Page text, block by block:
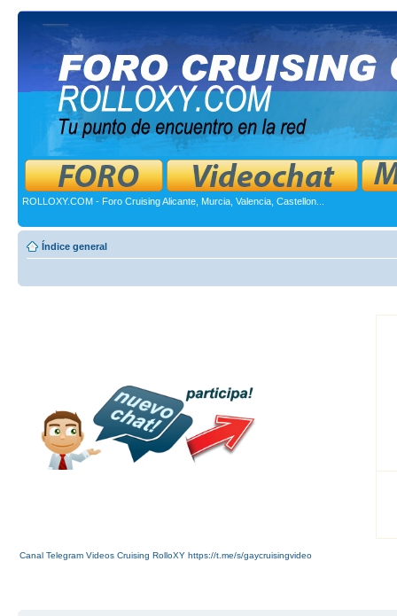
ROLLOXY.COM - Foro Cruising Alicante, Murcia, Valencia, Castellon...
Índice general
Canal Telegram Videos Cruising RolloXY https://t.me/s/gaycruisingvideo